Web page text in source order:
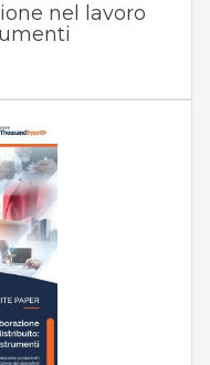
nel lavoro